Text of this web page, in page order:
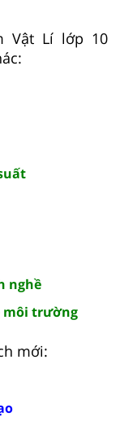
Vật Lí lớp 10
nghề
môi trường
mới: